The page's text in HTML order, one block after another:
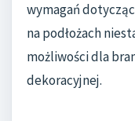
wymagań
na podłożach
możliwości dla
dekoracyjnej.